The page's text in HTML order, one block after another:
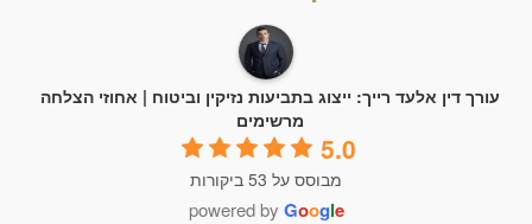
עורך דין אלעד רייך: ייצוג בתביעות נזיקין וביטוח | אחוזי הצלחה
מרשימים
5.0
מבוסס על 53 ביקורות
powered by Google